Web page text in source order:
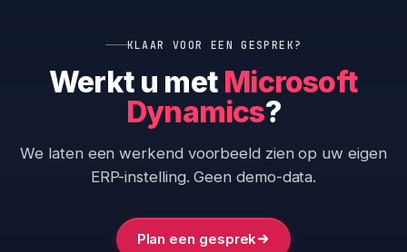
KLAAR VOOR EEN GESPREK?
Werkt u met Microsoft
Dynamics?
We laten een werkend voorbeeld zien op uw eigen
ERP-instelling. Geen demo-data.
Plan een gesprek